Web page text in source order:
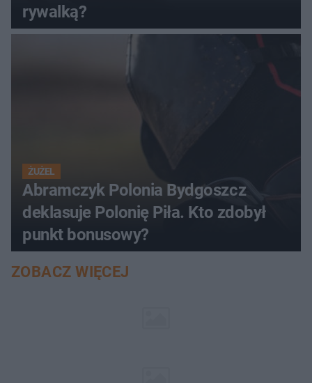
rywalką?
ŻUŻEL
Abramczyk Polonia Bydgoszcz
deklasuje Polonię Piła. Kto zdobył
punkt bonusowy?
ZOBACZ WIĘCEJ